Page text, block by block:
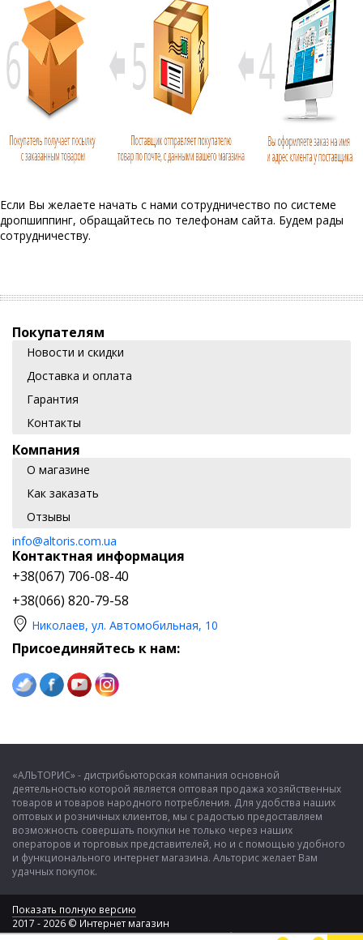
Если Вы желаете начать с нами сотрудничество по системе
дропшиппинг, обращайтесь по телефонам сайта. Будем рады
сотрудничеству.
Покупателям
Новости и скидки
Доставка и оплата
Гарантия
Контакты
Компания
О магазине
Как заказать
Отзывы
info@altoris.com.ua
Контактная информация
+38(067) 706-08-40
+38(066) 820-79-58
Николаев, ул. Автомобильная, 10
Присоединяйтесь к нам:
«АЛЬТОРИС» - дистрибьюторская компания основной
деятельностью которой является оптовая продажа хозяйственных
товаров и товаров народного потребления. Для удобства наших
оптовых и розничных клиентов, мы с радостью предоставляем
возможность совершать покупки не только через наших
операторов и торговых представителей, но и с помощью удобного
и функционального интернет магазина. Альторис желает Вам
удачных покупок.
Показать полную версию
2017 - 2026 © Интернет магазин
ООО "Альторис" - хозяйственные товары и бытовая техника